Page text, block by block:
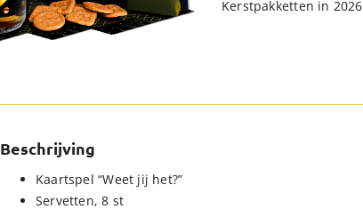
Kerstpakketten in 2026
Beschrijving
Kaartspel “Weet jij het?”
Servetten, 8 st